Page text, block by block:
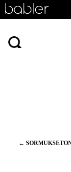
Artikkelien
←